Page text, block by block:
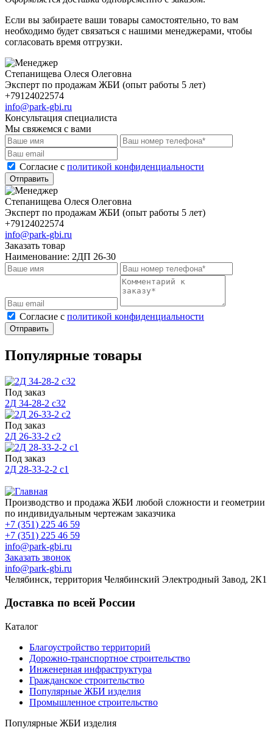
Если вы забираете ваши товары самостоятельно, то вам
необходимо будет связаться с нашими менеджерами, чтобы
согласовать время отгрузки.
Степанищева Олеся Олеговна
Эксперт по продажам ЖБИ (опыт работы 5 лет)
+79124022574
info@park-gbi.ru
Консультация специалиста
Мы свяжемся с вами
Cогласие с политикой конфиденциальности
Отправить
Степанищева Олеся Олеговна
Эксперт по продажам ЖБИ (опыт работы 5 лет)
+79124022574
info@park-gbi.ru
Заказать товар
Наименование: 2ДП 26-30
Cогласие с политикой конфиденциальности
Отправить
Популярные товары
Под заказ
2Д 34-28-2 с32
Под заказ
2Д 26-33-2 с2
Под заказ
2Д 28-33-2-2 с1
Производство и продажа ЖБИ любой сложности и геометрии
по индивидуальным чертежам заказчика
+7 (351) 225 46 59
+7 (351) 225 46 59
info@park-gbi.ru
Заказать звонок
info@park-gbi.ru
Челябинск, территория Челябинский Электродный Завод, 2К1
Доставка по всей России
Каталог
Благоустройство территорий
Дорожно-транспортное строительство
Инженерная инфраструктура
Гражданское строительство
Популярные ЖБИ изделия
Промышленное строительство
Популярные ЖБИ изделия